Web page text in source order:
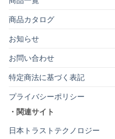
商品カタログ
お知らせ
お問い合わせ
特定商法に基づく表記
プライバシーポリシー
・関連サイト
日本トラストテクノロジー